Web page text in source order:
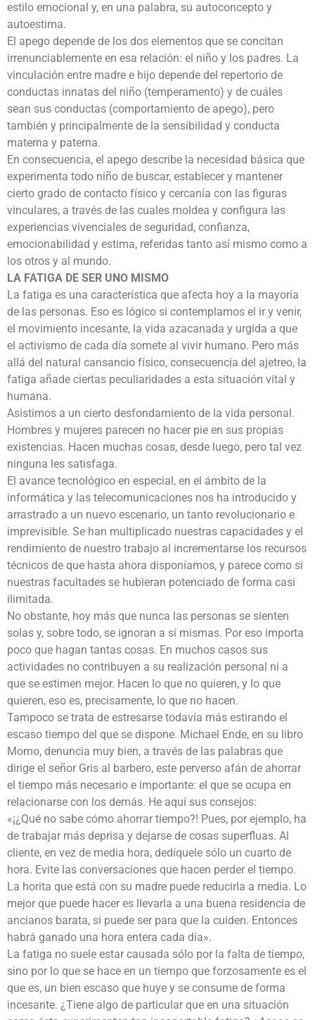
estilo emocional y, en una palabra, su autoconcepto y
autoestima.
El apego depende de los dos elementos que se concitan
irrenunciablemente en esa relación: el niño y los padres. La
vinculación entre madre e hijo depende del repertorio de
conductas innatas del niño (temperamento) y de cuáles
sean sus conductas (comportamiento de apego), pero
también y principalmente de la sensibilidad y conducta
materna y paterna.
En consecuencia, el apego describe la necesidad básica que
experimenta todo niño de buscar, establecer y mantener
cierto grado de contacto físico y cercanía con las figuras
vinculares, a través de las cuales moldea y configura las
experiencias vivenciales de seguridad, confianza,
emocionabilidad y estima, referidas tanto así mismo como a
los otros y al mundo.
LA FATIGA DE SER UNO MISMO
La fatiga es una característica que afecta hoy a la mayoría
de las personas. Eso es lógico si contemplamos el ir y venir,
el movimiento incesante, la vida azacanada y urgida a que
el activismo de cada día somete al vivir humano. Pero más
allá del natural cansancio físico, consecuencia del ajetreo, la
fatiga añade ciertas peculiaridades a esta situación vital y
humana.
Asistimos a un cierto desfondamiento de la vida personal.
Hombres y mujeres parecen no hacer pie en sus propias
existencias. Hacen muchas cosas, desde luego, pero tal vez
ninguna les satisfaga.
El avance tecnológico en especial, en el ámbito de la
informática y las telecomunicaciones nos ha introducido y
arrastrado a un nuevo escenario, un tanto revolucionario e
imprevisible. Se han multiplicado nuestras capacidades y el
rendimiento de nuestro trabajo al incrementarse los recursos
técnicos de que hasta ahora disponíamos, y parece como si
nuestras facultades se hubieran potenciado de forma casi
ilimitada.
No obstante, hoy más que nunca las personas se sienten
solas y, sobre todo, se ignoran a sí mismas. Por eso importa
poco que hagan tantas cosas. En muchos casos sus
actividades no contribuyen a su realización personal ni a
que se estimen mejor. Hacen lo que no quieren, y lo que
quieren, eso es, precisamente, lo que no hacen.
Tampoco se trata de estresarse todavía más estirando el
escaso tiempo del que se dispone. Michael Ende, en su libro
Momo, denuncia muy bien, a través de las palabras que
dirige el señor Gris al barbero, este perverso afán de ahorrar
el tiempo más necesario e importante: el que se ocupa en
relacionarse con los demás. He aquí sus consejos:
«¡¿Qué no sabe cómo ahorrar tiempo?! Pues, por ejemplo, ha
de trabajar más deprisa y dejarse de cosas superfluas. Al
cliente, en vez de media hora, dedíquele sólo un cuarto de
hora. Evite las conversaciones que hacen perder el tiempo.
La horita que está con su madre puede reducirla a media. Lo
mejor que puede hacer es llevarla a una buena residencia de
ancianos barata, si puede ser para que la cuiden. Entonces
habrá ganado una hora entera cada día».
La fatiga no suele estar causada sólo por la falta de tiempo,
sino por lo que se hace en un tiempo que forzosamente es el
que es, un bien escaso que huye y se consume de forma
incesante. ¿Tiene algo de particular que en una situación